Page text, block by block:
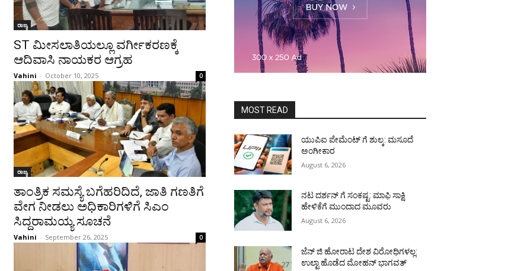
ರಾಜ್ಯ
ST ಮೀಸಲಾತಿಯಲ್ಲೂ ವರ್ಗೀಕರಣಕ್ಕೆ
ಆದಿವಾಸಿ ನಾಯಕರ ಆಗ್ರಹ
Vahini - October 10, 2025 0
ರಾಜ್ಯ
ತಾಂತ್ರಿಕ ಸಮಸ್ಯೆ ಬಗೆಹರಿದಿದೆ, ಜಾತಿ ಗಣತಿಗೆ
ವೇಗ ನೀಡಲು ಅಧಿಕಾರಿಗಳಿಗೆ ಸಿಎಂ
ಸಿದ್ದರಾಮಯ್ಯ ಸೂಚನೆ
Vahini - September 26, 2025 0
MOST READ
ಯುಪಿಐ ಪೇಮೆಂಟ್ ಗೆ ಶುಲ್ಕ: ಮಸೂದೆ
ಅಂಗೀಕಾರ
August 6, 2026
ನಟ ದರ್ಶನ್ ಗೆ ಸಂಕಷ್ಟ: ಮಾಫಿ ಸಾಕ್ಷಿ
ಹೇಳಿಕೆಗೆ ಮುಂದಾದ ಮೂವರು
August 6, 2026
ಜೆನ್ ಜಿ ಹೋರಾಟ ದೇಶ ವಿರೋಧಿಗಳಲ್ಲ:
ಉಲ್ಟಾ ಹೊಡೆದ ಮೋಹನ್ ಭಾಗವತ್